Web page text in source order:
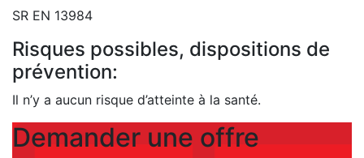
SR EN 13984
Risques possibles, dispositions de
prévention:
Il n’y a aucun risque d’atteinte à la santé.
Demander une offre